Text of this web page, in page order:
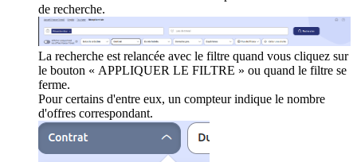
de recherche.
La recherche est relancée avec le filtre quand vous cliquez sur
le bouton « APPLIQUER LE FILTRE » ou quand le filtre se
ferme.
Pour certains d'entre eux, un compteur indique le nombre
d'offres correspondant.